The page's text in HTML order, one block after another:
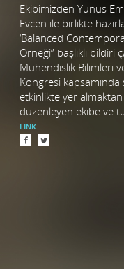
Ekibimizden Yunus
Evcen ile birlikte
‘Balanced
Örneği” başlıklı bildiri
Mühendislik Bilimleri
Kongresi
etkinlikte yer
düzenleyen ekibe ve
LINK